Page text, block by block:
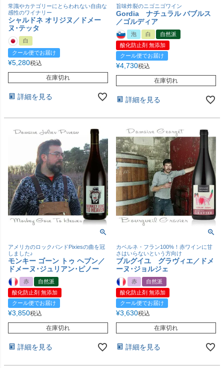
常識やカテゴリーにとらわれない自由な
感性のワイナリー
シャルドネ オリジヌ／ドメー
ヌ･テッタ
白
クール便でお届け
¥5,280税込
在庫切れ
詳細を見る
旨味炸裂のニゴニゴワイン
Gordia ナチュラル バブルス
／ゴルディア
泡 白
自然派
酸化防止剤 無添加
クール便でお届け
¥4,730税込
在庫切れ
詳細を見る
アメリカのロックバンドPixiesの曲を冠
しました♪
モンキー ゴーン トゥ ヘブン／
ドメーヌ･ジュリアン･ピノー
赤
自然派
酸化防止剤 無添加
クール便でお届け
¥3,850税込
在庫切れ
詳細を見る
カベルネ・フラン100%！赤ワインに甘
さはいらないという方向け
ブルグイユ グラヴィエ／ドメ
ーヌ･ジョルジェ
赤
自然派
酸化防止剤 無添加
クール便でお届け
¥3,630税込
在庫切れ
詳細を見る